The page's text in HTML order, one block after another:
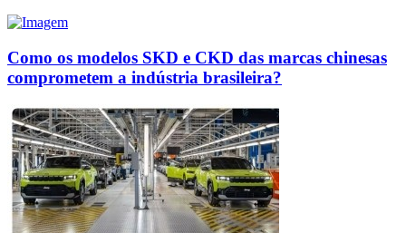
Como os modelos SKD e CKD das marcas chinesas
comprometem a indústria brasileira?